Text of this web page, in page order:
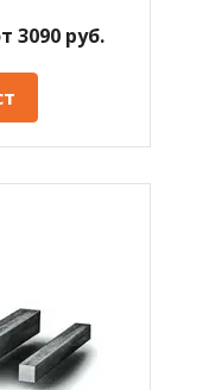
3090 руб.